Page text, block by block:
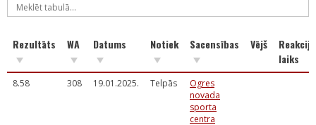
Rezultāts WA Datums Notiek Sacensības Vējš
laiks
8.58 308 19.01.2025. Telpās
Ogres
novada
sporta
centra